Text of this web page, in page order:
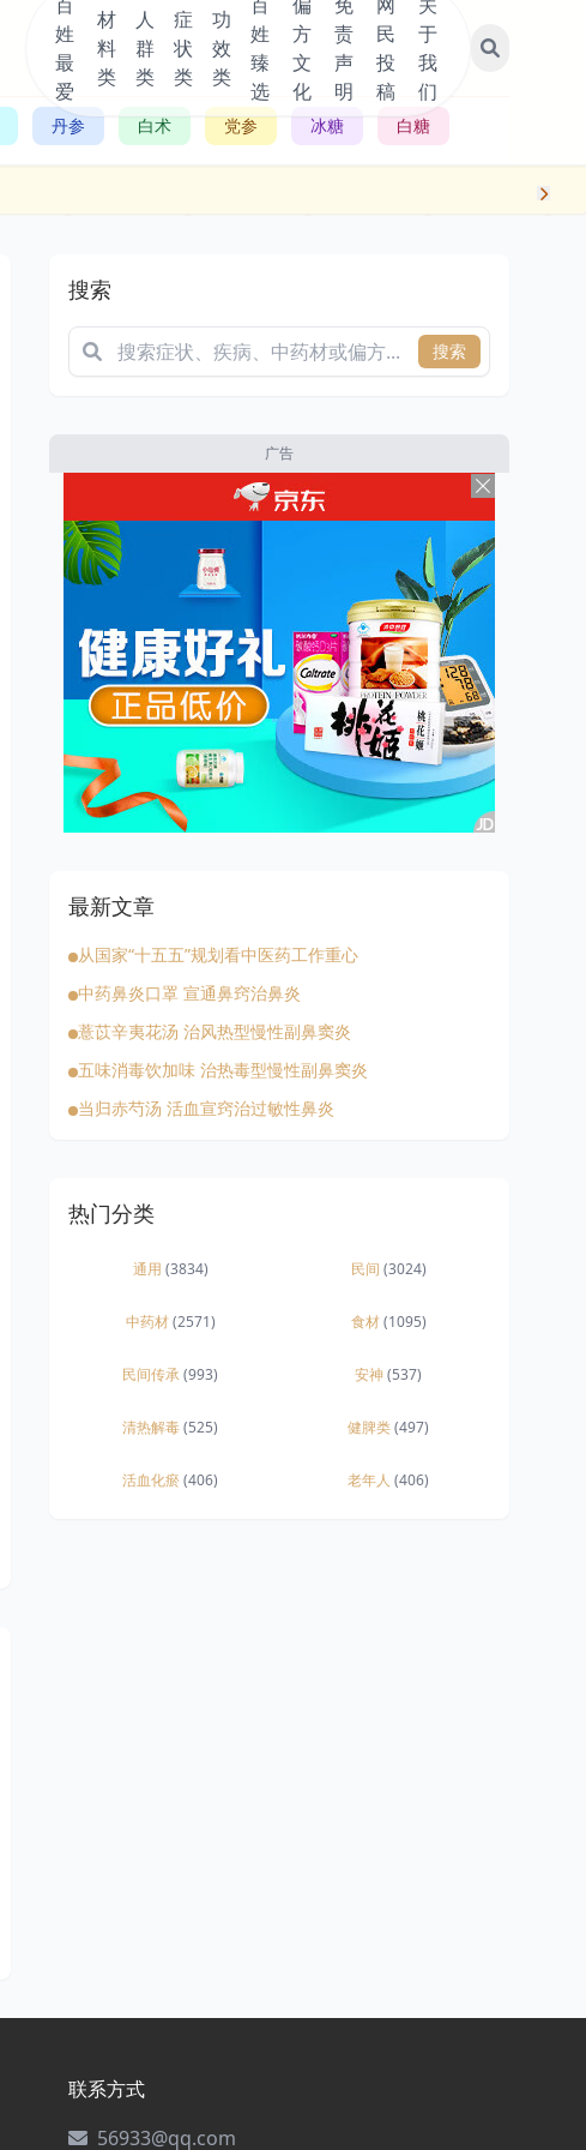
姓
最
爱
材
料
类
人
群
类
症
状
类
功
效
类
姓
臻
选
方
文
化
责
声
明
民
投
稿
于
我
们
丹参 白术 党参 冰糖 白糖
搜索
搜索
广告
最新文章
从国家“十五五”规划看中医药工作重心
中药鼻炎口罩 宣通鼻窍治鼻炎
薏苡辛夷花汤 治风热型慢性副鼻窦炎
五味消毒饮加味 治热毒型慢性副鼻窦炎
当归赤芍汤 活血宣窍治过敏性鼻炎
热门分类
通用 (3834) 民间 (3024)
中药材(2571) 食材(1095)
民间传承(993) 安神(537)
清热解毒(525) 健脾类(497)
活血化瘀(406) 老年人 (406)
联系方式
56933@qq.com